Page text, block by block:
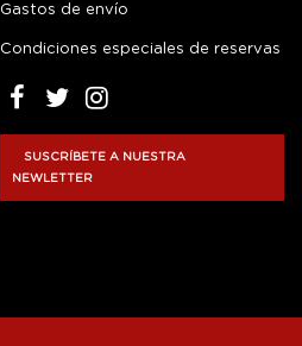
Gastos de envío
Condiciones especiales de reservas
SUSCRÍBETE A NUESTRA
NEWLETTER